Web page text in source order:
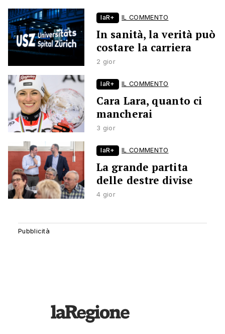
laR+ IL COMMENTO
In sanità, la verità può
costare la carriera
2 gior
laR+ IL COMMENTO
Cara Lara, quanto ci
mancherai
3 gior
laR+ IL COMMENTO
La grande partita
delle destre divise
4 gior